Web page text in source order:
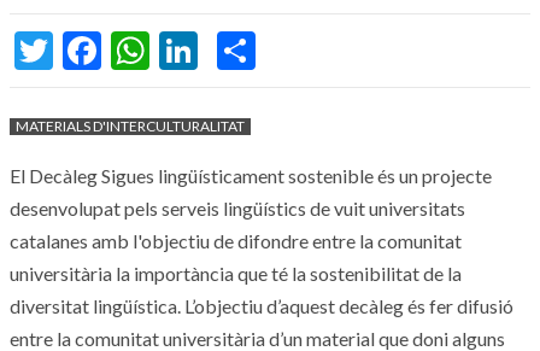
Twitter
Facebook
WhatsApp
LinkedIn
MATERIALS D'INTERCULTURALITAT
El Decàleg Sigues lingüísticament sostenible és un projecte
desenvolupat pels serveis lingüístics de vuit universitats
catalanes amb l'objectiu de difondre entre la comunitat
universitària la importància que té la sostenibilitat de la
diversitat lingüística. L’objectiu d’aquest decàleg és fer difusió
entre la comunitat universitària d’un material que doni alguns